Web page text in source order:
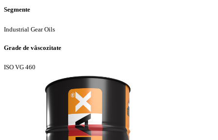
Segmente
Industrial Gear Oils
Grade de vâscozitate
ISO VG 460